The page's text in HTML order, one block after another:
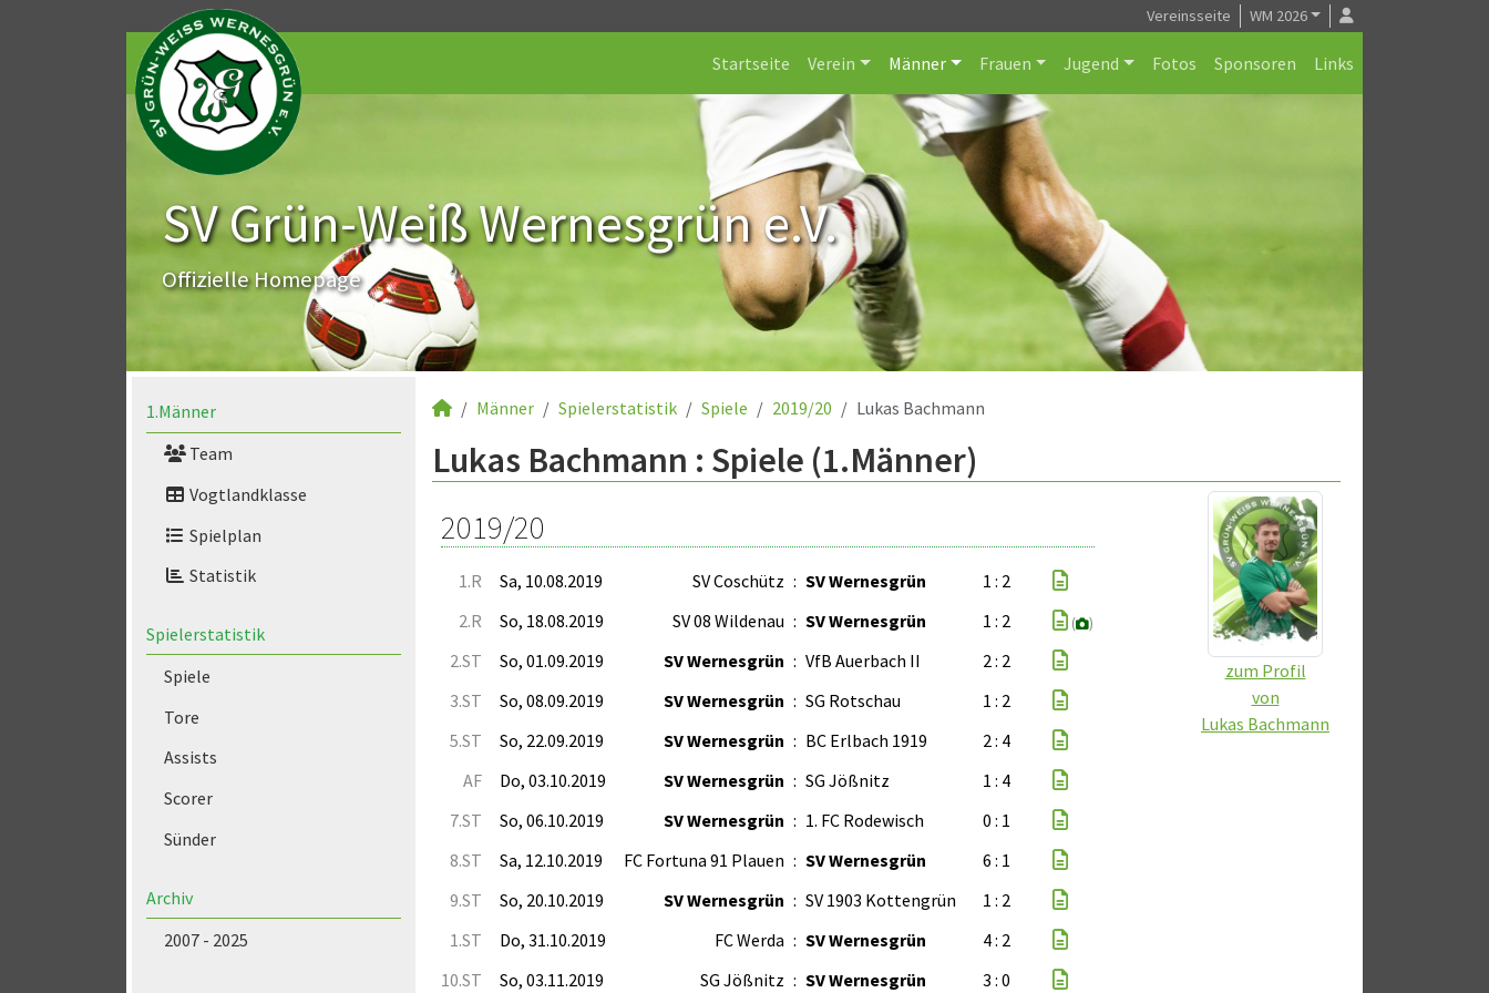
Vereinsseite WM 2026
Startseite Verein Männer Frauen Jugend Fotos Sponsoren Links
SV Grün-Weiß Wernesgrün e.V.
Offizielle Homepage
1.Männer
Team
Vogtlandklasse
Spielplan
Statistik
Spielerstatistik
Spiele
Tore
Assists
Scorer
Sünder
Archiv
2007 - 2025
Männer Spielerstatistik Spiele 2019/20 Lukas Bachmann
Lukas Bachmann : Spiele (1.Männer)
zum Profil
von
Lukas Bachmann
2019/20
1.R Sa, 10.08.2019 SV Coschütz : SV Wernesgrün
1 : 2
2.R
So, 18.08.2019 SV 08 Wildenau : SV Wernesgrün 1 : 2 ( )
2.ST So, 01.09.2019 SV Wernesgrün : VfB Auerbach II
2 : 2
3.ST
So, 08.09.2019 SV Wernesgrün : SG Rotschau
1 : 2
5.ST
So, 22.09.2019 SV Wernesgrün : BC Erlbach 1919
2 : 4
AF
Do, 03.10.2019 SV Wernesgrün : SG Jößnitz
1 : 4
7.ST
So, 06.10.2019 SV Wernesgrün : 1. FC Rodewisch
0 : 1
8.ST
Sa, 12.10.2019 FC Fortuna 91 Plauen : SV Wernesgrün
6 : 1
9.ST
So, 20.10.2019 SV Wernesgrün : SV 1903 Kottengrün
1 : 2
1.ST
Do, 31.10.2019 FC Werda : SV Wernesgrün
4 : 2
10.ST
So, 03.11.2019 SG Jößnitz : SV Wernesgrün 3 : 0